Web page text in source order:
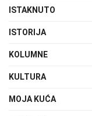
ISTAKNUTO
ISTORIJA
KOLUMNE
KULTURA
MOJA KUĆA